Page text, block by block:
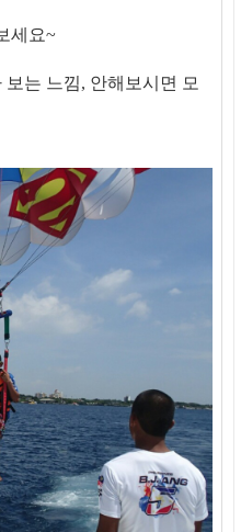
세요~
는 느낌, 안해보시면 모